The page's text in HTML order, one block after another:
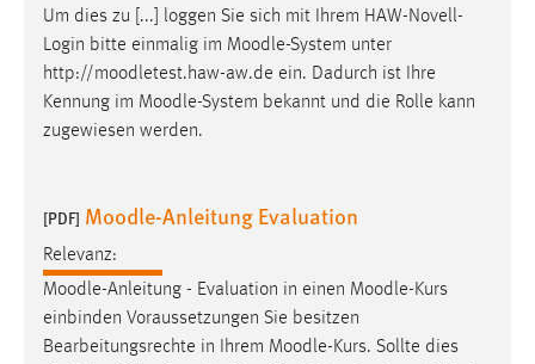
Um dies zu [...] loggen Sie sich mit Ihrem HAW-Novell-
Login bitte einmalig im Moodle-System unter
http://moodletest.haw-aw.de ein. Dadurch ist Ihre
Kennung im Moodle-System bekannt und die Rolle kann
zugewiesen werden.
[PDF] Moodle-Anleitung Evaluation
Relevanz:
Moodle-Anleitung - Evaluation in einen Moodle-Kurs
einbinden Voraussetzungen Sie besitzen
Bearbeitungsrechte in Ihrem Moodle-Kurs. Sollte dies
5e9dbeb1811c0446 = Sitzungslaufzeit, mibew_locale = 3
Jahre, MIBEW_UserID = 1 Jahr
Login
Zweck:
Dieser Cookie ist notwendig um sich an der Website
einloggen zu können.
Cookie Laufzeit:
24 Stunden